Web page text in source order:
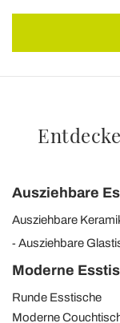
Ausziehbare
Ausziehbare
Ausziehbare
Moderne
Runde Esstische
Moderne